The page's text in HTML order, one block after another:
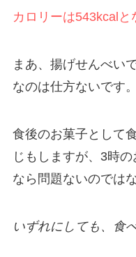
カロリーは543kcalと
まあ、揚げせんべい
なのは仕方ないです。
食後のお菓子として
じもしますが、3時
なら問題ないのでは
いずれにしても、食